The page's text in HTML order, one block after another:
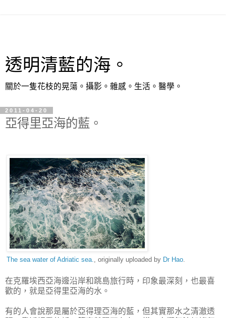
透明清藍的海。
關於一隻花枝的晃蕩。攝影。雜感。生活。醫學。
2011-04-20
亞得里亞海的藍。
The sea water of Adriatic sea. , originally uploaded by Dr Hao
在克羅埃西亞海邊沿岸和跳島旅行時，印象最深刻，也最喜
歡的，就是亞得里亞海的水。
有的人會說那是屬於亞得理亞海的藍，但其實那水之清澈透